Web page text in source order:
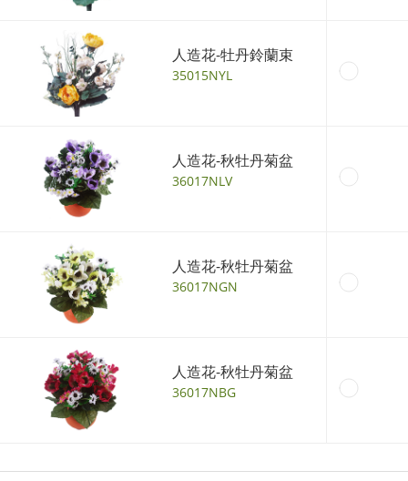
人造花-牡丹鈴蘭束
35015NYL
人造花-秋牡丹菊盆
36017NLV
人造花-秋牡丹菊盆
36017NGN
人造花-秋牡丹菊盆
36017NBG